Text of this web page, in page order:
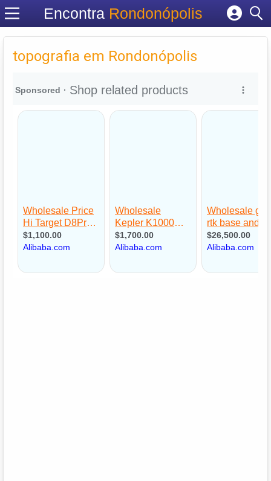
Encontra Rondonópolis
Cadastrar empresa
Criar conta
topografia em Rondonópolis